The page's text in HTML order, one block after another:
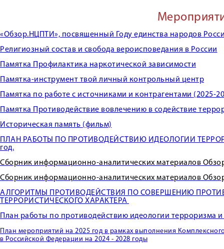
«Обзор.НЦПТИ», посвященный Году единства народов
Религиозный состав и свобода вероисповедания в России
Памятка Профилактика наркотической зависимости
Памятка-инструмент твой личный контрольный центр
Памятка по работе с источниками и контрагентами (2025-
Памятка Противодействие вовлечению в содействие
Историческая память (фильм)
ПЛАН РАБОТЫ ПО ПРОТИВОДЕЙСТВИЮ ИДЕОЛОГИИ
год.
Сборник информационно-аналитических материалов
Сборник информационно-аналитических материалов
АЛГОРИТМЫ ПРОТИВОДЕЙСТВИЯ ПО СОВЕРШЕНИЮ
ТЕРРОРИСТИЧЕСКОГО ХАРАКТЕРА
План работы по противодействию идеологии терроризма
План мероприятий на 2025 год в рамках выполнения
в Российской Федерации на 2024 - 2028 годы